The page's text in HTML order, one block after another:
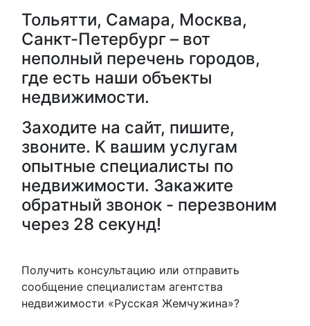
Тольятти, Самара, Москва,
Санкт-Петербург – вот
неполный перечень городов,
где есть наши объекты
недвижимости.
Заходите на сайт, пишите,
звоните. К вашим услугам
опытные специалисты по
недвижимости. Закажите
обратный звонок - перезвоним
через 28 секунд!
Получить консультацию или отправить
сообщение специалистам агентства
недвижимости «Русская Жемчужина»?